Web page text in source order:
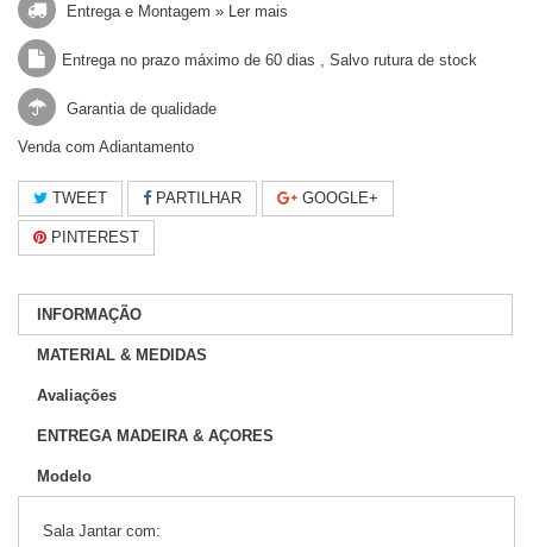
Entrega e Montagem » Ler mais
Entrega no prazo máximo de 60 dias , Salvo rutura de stock
Garantia de qualidade
Venda com Adiantamento
TWEET PARTILHAR GOOGLE+
PINTEREST
INFORMAÇÃO
MATERIAL & MEDIDAS
Avaliações
ENTREGA MADEIRA & AÇORES
Modelo
Sala Jantar com: